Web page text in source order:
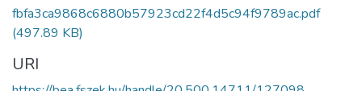
fbfa3ca9868c6880b57923cd22f4d5c94f9789ac.pdf
(497.89 KB)
URI